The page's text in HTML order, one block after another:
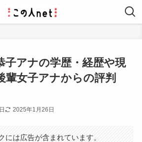
子アナの学歴・経歴や現
輩女子アナからの評判
2025年1月26日
には広告が含まれています。